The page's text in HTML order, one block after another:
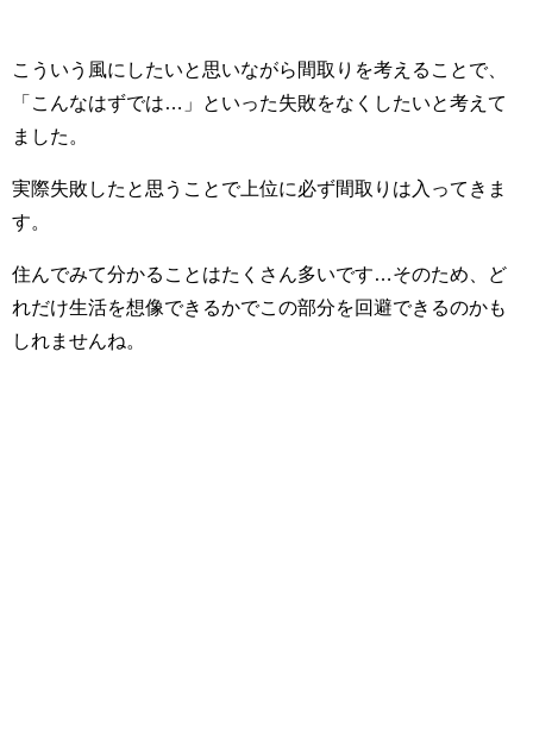
こういう風にしたいと思いながら間取りを考えることで、
「こんなはずでは…」といった失敗をなくしたいと考えて
ました。
実際失敗したと思うことで上位に必ず間取りは入ってきま
す。
住んでみて分かることはたくさん多いです…そのため、ど
れだけ生活を想像できるかでこの部分を回避できるのかも
しれませんね。